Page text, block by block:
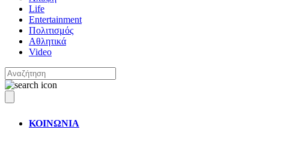
Life
Entertainment
Πολιτισμός
Αθλητικά
Video
ΚΟΙΝΩΝΙΑ